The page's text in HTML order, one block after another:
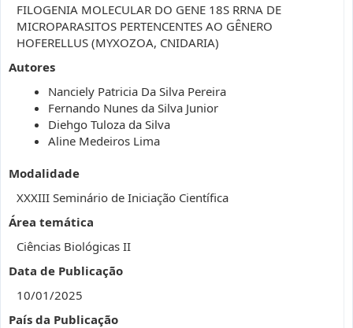
FILOGENIA MOLECULAR DO GENE 18S RRNA DE
MICROPARASITOS PERTENCENTES AO GÊNERO
HOFERELLUS (MYXOZOA, CNIDARIA)
Autores
Nanciely Patricia Da Silva Pereira
Fernando Nunes da Silva Junior
Diehgo Tuloza da Silva
Aline Medeiros Lima
Modalidade
XXXIII Seminário de Iniciação Científica
Área temática
Ciências Biológicas II
Data de Publicação
10/01/2025
País da Publicação